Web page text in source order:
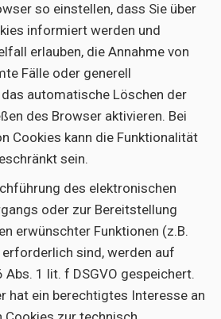
so einstellen, dass Sie über
informiert werden und
erlauben, die Annahme von
Fälle oder generell
automatische Löschen der
des Browser aktivieren. Bei
Cookies kann die Funktionalität
sein.
des elektronischen
oder zur Bereitstellung
erwünschter Funktionen (z.B.
sind, werden auf
Abs. 1 lit. f DSGVO gespeichert.
hat ein berechtigtes Interesse an